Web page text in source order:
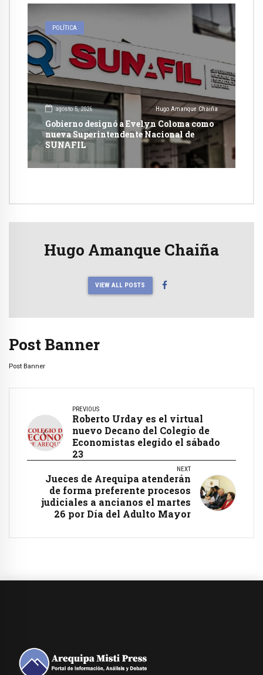
POLÍTICA
agosto 5, 2026 Hugo Amanque Chaiña
Gobierno designó a Evelyn Coloma como
nueva Superintendente Nacional de
SUNAFIL
Hugo Amanque Chaiña
VIEW ALL POSTS
Post Banner
Post Banner
PREVIOUS
Roberto Urday es el virtual
nuevo Decano del Colegio de
Economistas elegido el sábado
23
NEXT
Jueces de Arequipa atenderán
de forma preferente procesos
judiciales a ancianos el martes
26 por Día del Adulto Mayor